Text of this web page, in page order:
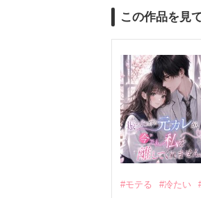
この作品を見
#モテる #冷たい